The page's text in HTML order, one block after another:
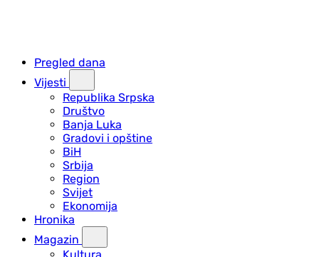
Pregled dana
Vijesti
Republika Srpska
Društvo
Banja Luka
Gradovi i opštine
BiH
Srbija
Region
Svijet
Ekonomija
Hronika
Magazin